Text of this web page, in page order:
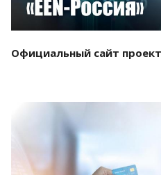
Официальный сайт